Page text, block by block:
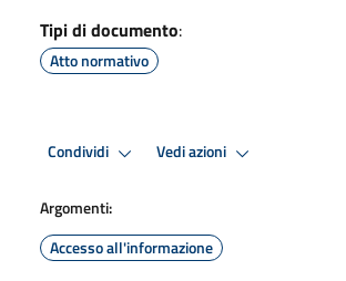
Tipi di documento:
Atto normativo
Condividi Vedi azioni
Argomenti:
Accesso all'informazione